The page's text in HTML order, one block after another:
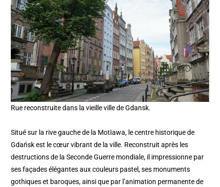
Rue reconstruite dans la vieille ville de Gdansk.
Situé sur la rive gauche de la Motława, le centre historique de
Gdańsk est le cœur vibrant de la ville. Reconstruit après les
destructions de la Seconde Guerre mondiale, il impressionne par
ses façades élégantes aux couleurs pastel, ses monuments
gothiques et baroques, ainsi que par l’animation permanente de